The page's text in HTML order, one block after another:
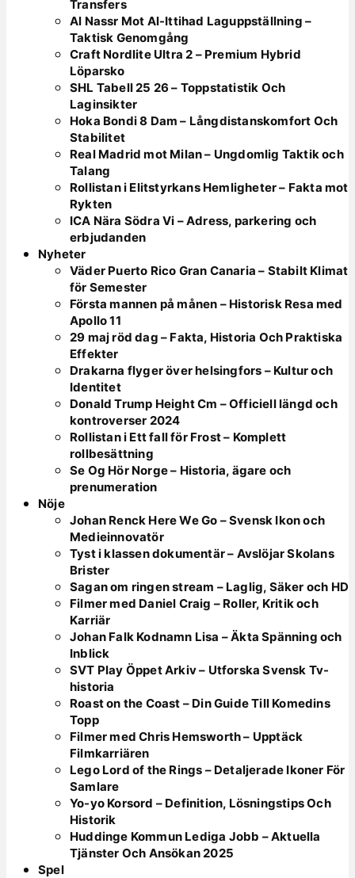
Transfers
Al Nassr Mot Al-Ittihad Laguppställning –
Taktisk Genomgång
Craft Nordlite Ultra 2 – Premium Hybrid
Löparsko
SHL Tabell 25 26 – Toppstatistik Och
Laginsikter
Hoka Bondi 8 Dam – Långdistanskomfort Och
Stabilitet
Real Madrid mot Milan – Ungdomlig Taktik och
Talang
Rollistan i Elitstyrkans Hemligheter – Fakta mot
Rykten
ICA Nära Södra Vi – Adress, parkering och
erbjudanden
Nyheter
Väder Puerto Rico Gran Canaria – Stabilt Klimat
för Semester
Första mannen på månen – Historisk Resa med
Apollo 11
29 maj röd dag – Fakta, Historia Och Praktiska
Effekter
Drakarna flyger över helsingfors – Kultur och
Identitet
Donald Trump Height Cm – Officiell längd och
kontroverser 2024
Rollistan i Ett fall för Frost – Komplett
rollbesättning
Se Og Hör Norge – Historia, ägare och
prenumeration
Nöje
Johan Renck Here We Go – Svensk Ikon och
Medieinnovatör
Tyst i klassen dokumentär – Avslöjar Skolans
Brister
Sagan om ringen stream – Laglig, Säker och HD
Filmer med Daniel Craig – Roller, Kritik och
Karriär
Johan Falk Kodnamn Lisa – Äkta Spänning och
Inblick
SVT Play Öppet Arkiv – Utforska Svensk Tv-
historia
Roast on the Coast – Din Guide Till Komedins
Topp
Filmer med Chris Hemsworth – Upptäck
Filmkarriären
Lego Lord of the Rings – Detaljerade Ikoner För
Samlare
Yo-yo Korsord – Definition, Lösningstips Och
Historik
Huddinge Kommun Lediga Jobb – Aktuella
Tjänster Och Ansökan 2025
Spel